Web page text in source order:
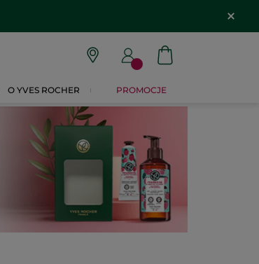
O YVES ROCHER PROMOCJE